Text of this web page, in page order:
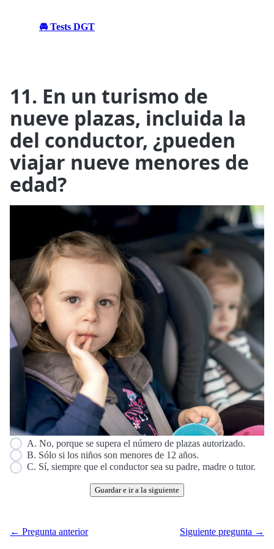
🚘 Tests DGT
11. En un turismo de
nueve plazas, incluida la
del conductor, ¿pueden
viajar nueve menores de
edad?
A. No, porque se supera el número de plazas autorizado.
B. Sólo si los niños son menores de 12 años.
C. Sí, siempre que el conductor sea su padre, madre o tutor.
Guardar e ir a la siguiente
← Pregunta anterior Siguiente pregunta →